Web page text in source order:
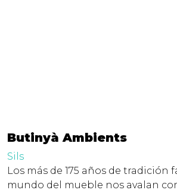
Butinyà Ambients
Sils
Los más de 175 años de tradición
mundo del mueble nos avalan